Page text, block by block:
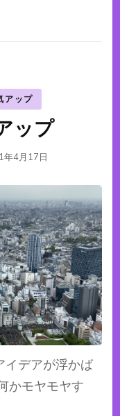
アップ
ップ
年4月17日
イデアが浮かば
かモヤモヤす